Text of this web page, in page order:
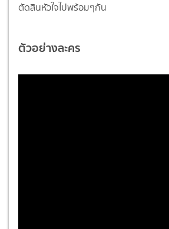
ตัดสินหัวใจไปพร้อมๆกัน
ตัวอย่างละคร